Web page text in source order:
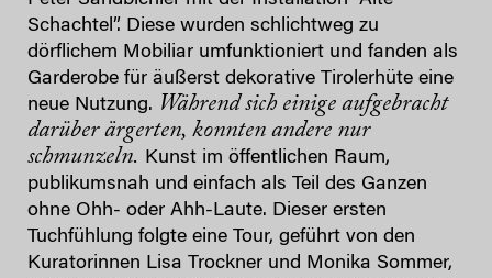
Schachtel”. Diese wurden schlichtweg zu
dörflichem Mobiliar umfunktioniert und fanden als
Garderobe für äußerst dekorative Tirolerhüte eine
neue Nutzung. Während sich einige aufgebracht
darüber ärgerten, konnten andere nur
schmunzeln. Kunst im öffentlichen Raum,
publikumsnah und einfach als Teil des Ganzen
ohne Ohh- oder Ahh-Laute. Dieser ersten
Tuchfühlung folgte eine Tour, geführt von den
Kuratorinnen Lisa Trockner und Monika Sommer,